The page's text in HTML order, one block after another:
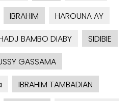
IBRAHIM
HAROUNA AY
BAMBO DIABY
SIDIBIE
GASSAMA
IBRAHIM TAMBADIAN